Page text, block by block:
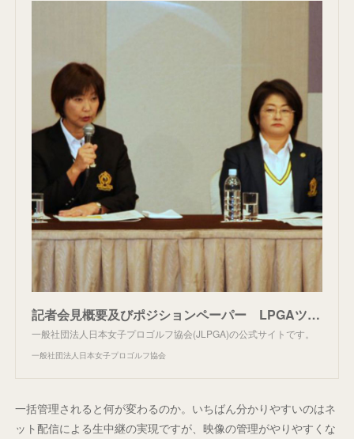
記者会見概要及びポジションペーパー LPGAツアーにおける「放映権」について｜JLPGA｜日本女子プロゴルフ協会
一般社団法人日本女子プロゴルフ協会(JLPGA)の公式サイトです。
一般社団法人日本女子プロゴルフ協会
一括管理されると何が変わるのか。いちばん分かりやすいのはネ
ット配信による生中継の実現ですが、映像の管理がやりやすくな